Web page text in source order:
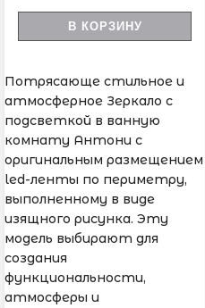
В КОРЗИНУ
Потрясающе стильное и
атмосферное Зеркало с
подсветкой в ванную
комнату Антони с
оригинальным размещением
led-ленты по периметру,
выполненному в виде
изящного рисунка. Эту
модель выбирают для
создания
функциональности,
атмосферы и